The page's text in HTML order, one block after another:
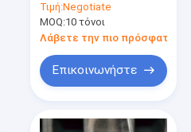
ανοξείδωτο χάλυβα
SS304 NO.1 2B BA
NO.3
Τιμή:Negotiate
MOQ:10 τόνοι
Λάβετε την πιο πρόσφατη
Επικοινωνήστε